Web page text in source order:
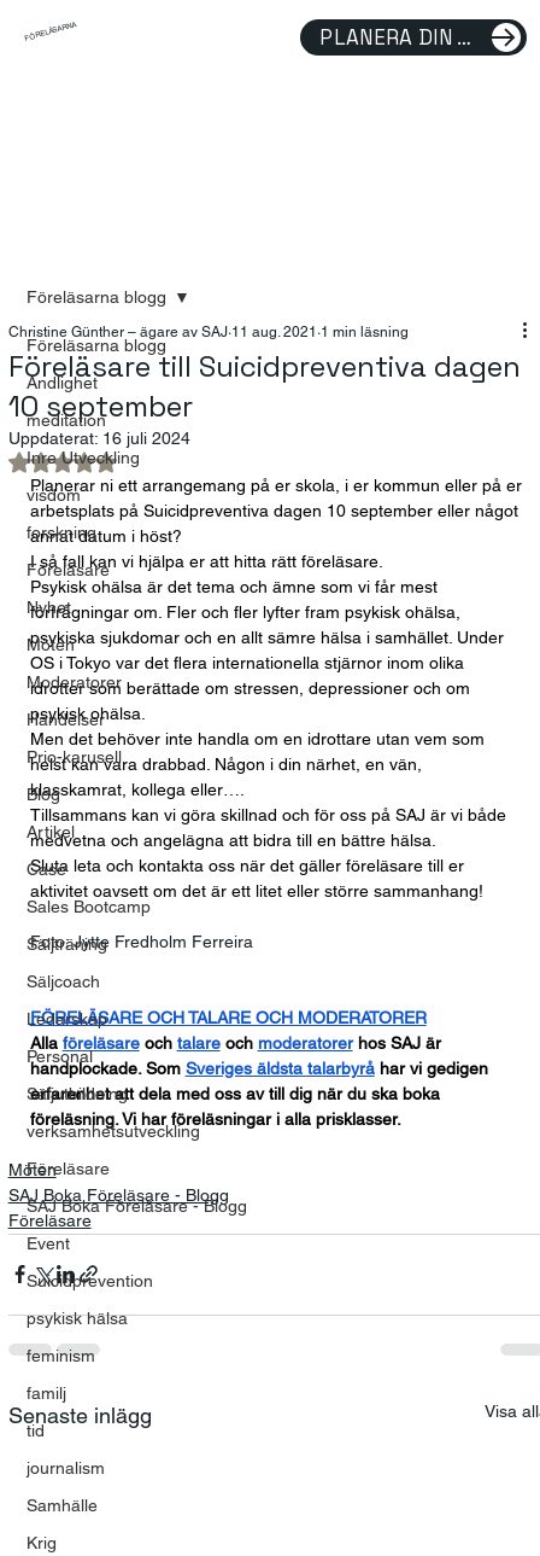
FÖRELÄSARNA PLANERA DIN FÖRELÄSNING
Föreläsarna blogg
Andlighet
meditation
Inre Utveckling
visdom
forskning
Föreläsare
Nyhet
Möten
Moderatorer
Händelser
Prio-karusell
Blog
Artikel
Case
Sales Bootcamp
Säljträning
Säljcoach
Ledarskap
Personal
Säljutbildning
verksamhetsutveckling
Föreläsare
SAJ Boka Föreläsare - Blogg
Event
Suicidprevention
psykisk hälsa
feminism
familj
tid
journalism
Samhälle
Krig
Föreläsarna blogg
Föreläsare till Suicidpreventiva dagen
10 september
Christine Günther – ägare av SAJ 11 aug. 2021 1 min läsning
Uppdaterat: 16 juli 2024
Betygsatt till NaN av 5 stjärnor.
Planerar ni ett arrangemang på er skola, i er kommun eller på er
arbetsplats på Suicidpreventiva dagen 10 september eller något
annat datum i höst?
I så fall kan vi hjälpa er att hitta rätt föreläsare.
Psykisk ohälsa är det tema och ämne som vi får mest
förfrågningar om. Fler och fler lyfter fram psykisk ohälsa,
psykiska sjukdomar och en allt sämre hälsa i samhället. Under
OS i Tokyo var det flera internationella stjärnor inom olika
idrotter som berättade om stressen, depressioner och om
psykisk ohälsa.
Men det behöver inte handla om en idrottare utan vem som
helst kan vara drabbad. Någon i din närhet, en vän,
klasskamrat, kollega eller….
Tillsammans kan vi göra skillnad och för oss på SAJ är vi både
medvetna och angelägna att bidra till en bättre hälsa.
Sluta leta och kontakta oss när det gäller föreläsare till er
aktivitet oavsett om det är ett litet eller större sammanhang!
Foto: Jytte Fredholm Ferreira
FÖRELÄSARE OCH TALARE OCH MODERATORER
Alla föreläsare och talare och moderatorer hos SAJ är
handplockade. Som Sveriges äldsta talarbyrå har vi gedigen
erfarenhet att dela med oss av till dig när du ska boka
föreläsning. Vi har föreläsningar i alla prisklasser.
Möten
SAJ Boka Föreläsare - Blogg
Föreläsare
Senaste inlägg Visa